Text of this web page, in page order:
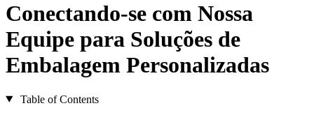
Conectando-se com Nossa
Equipe para Soluções de
Embalagem Personalizadas
Table of Contents